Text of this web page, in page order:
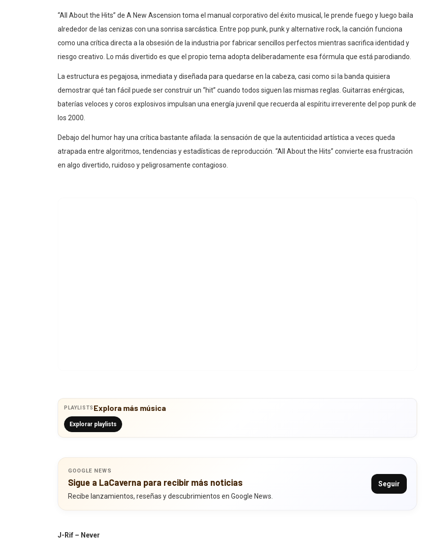
“All About the Hits” de A New Ascension toma el manual corporativo del éxito musical, le prende fuego y luego baila
alrededor de las cenizas con una sonrisa sarcástica. Entre pop punk, punk y alternative rock, la canción funciona
como una crítica directa a la obsesión de la industria por fabricar sencillos perfectos mientras sacrifica identidad y
riesgo creativo. Lo más divertido es que el propio tema adopta deliberadamente esa fórmula que está parodiando.
La estructura es pegajosa, inmediata y diseñada para quedarse en la cabeza, casi como si la banda quisiera
demostrar qué tan fácil puede ser construir un “hit” cuando todos siguen las mismas reglas. Guitarras enérgicas,
baterías veloces y coros explosivos impulsan una energía juvenil que recuerda al espíritu irreverente del pop punk de
los 2000.
Debajo del humor hay una crítica bastante afilada: la sensación de que la autenticidad artística a veces queda
atrapada entre algoritmos, tendencias y estadísticas de reproducción. “All About the Hits” convierte esa frustración
en algo divertido, ruidoso y peligrosamente contagioso.
PLAYLISTS Explora más música
Explorar playlists
GOOGLE NEWS
Sigue a LaCaverna para recibir más noticias
Recibe lanzamientos, reseñas y descubrimientos en Google News.
Seguir
J-Rif – Never